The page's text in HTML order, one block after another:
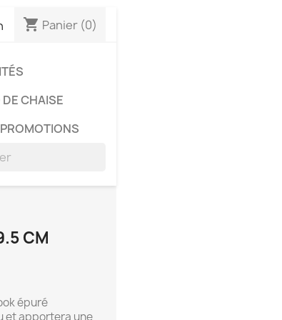
shopping_cart Panier (0)
CHAISE
PROMOTIONS
CM
épuré
et apportera une